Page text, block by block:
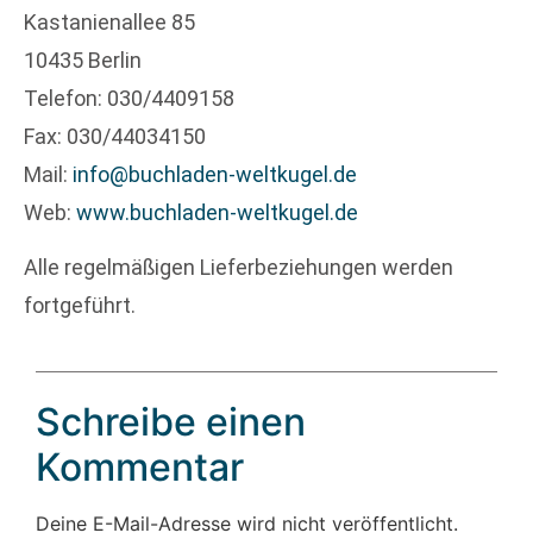
Kastanienallee 85
10435 Berlin
Telefon: 030/4409158
Fax: 030/44034150
Mail: info@buchladen-weltkugel.de
Web: www.buchladen-weltkugel.de
Alle regelmäßigen Lieferbeziehungen werden
fortgeführt.
Schreibe einen
Kommentar
Deine E-Mail-Adresse wird nicht veröffentlicht.